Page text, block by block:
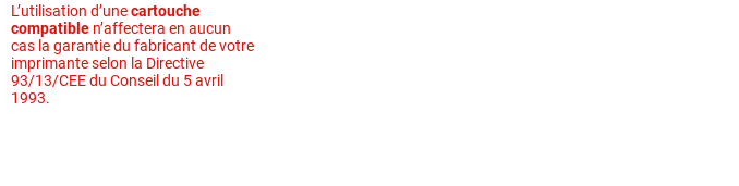
L’utilisation d’unecartouche
compatible n’affectera en aucun
cas la garantie du fabricant de votre
imprimante selon la Directive
93/13/CEE du Conseil du 5 avril
1993.